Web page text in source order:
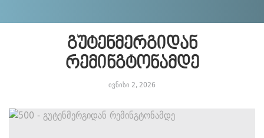
გუტენმერგიდან
რემინგტონამდე
ივნისი 2, 2026